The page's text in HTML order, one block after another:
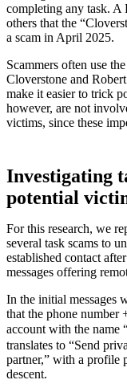
completing any task. A
others that the
a scam in April 2025.
Scammers often use
Cloverstone and
make it easier to trick
however, are not
victims, since these
Investigating
potential
For this research, we
several task scams to
established contact
messages offering
In the initial messages
that the phone
account with the
translates to “Send
partner,” with a profile
descent.